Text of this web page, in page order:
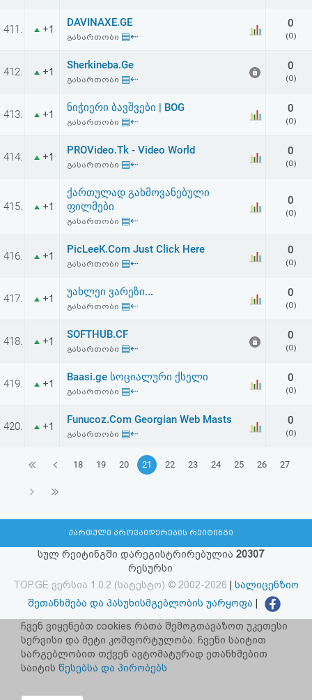
411. +1
DAVINAXE.GE
გასართობი ▤⇠
0
(0)
412. +1
Sherkineba.Ge
გასართობი ▤⇠
0
(0)
413. +1
ნიჭიერი ბავშვები | BOG
გასართობი ▤⇠
0
(0)
414. +1
PROVideo.Tk - Video World
გასართობი ▤⇠
0
(0)
415. +1
ქართულად გახმოვანებული
ფილმები
გასართობი ▤⇠
0
(0)
416. +1
PicLeeK.Com Just Click Here
გასართობი ▤⇠
0
(0)
417. +1
უახლეი ვარეზი...
გასართობი ▤⇠
0
(0)
418. +1
SOFTHUB.CF
გასართობი ▤⇠
0
(0)
419. +1
Baasi.ge სოციალური ქსელი
გასართობი ▤⇠
0
(0)
420. +1
Funucoz.Com Georgian Web Masts
გასართობი ▤⇠
0
(0)
18 19 20 21 22 23 24 25 26 27
ქართული პროვაიდერების რეიტინგი
სულ რეიტინგში დარეგისტრირებულია 20307
რესურსი
TOP.GE ვერსია 1.0.2 (სატესტო) © 2002-2026
სალიცენზიო
შეთანხმება და პასუხისმგებლობის უარყოფა
facebook.com/TOP.GE
იხილეთ TOP.GE - ის ძველი ვერსია ბმულზე
ჩვენ ვიყენებთ cookies რათა შემოგთავაზოთ უკეთესი
სერვისი და მეტი კომფორტულობა. ჩვენი საიტით
სარგებლობით თქვენ ავტომატურად ეთანხმებით
საიტის წესებსა და პირობებს